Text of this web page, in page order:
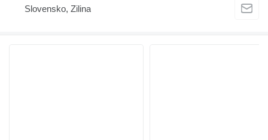
Slovensko, Zilina